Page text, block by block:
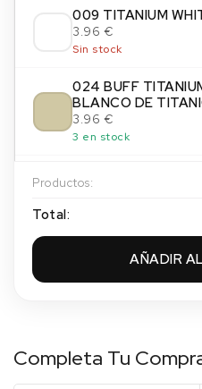
009 TITANIUM
3.96 €
Sin stock
024 BUFF
BLANCO DE
3.96 €
3 en stock
034 IVORY BLACK /
MARFIL
035 LAMP BLACK /
HUMO
065 PAYNES GREY
PAYNE
3.96 €
Productos:
Total:
AÑADIR
Completa Tu